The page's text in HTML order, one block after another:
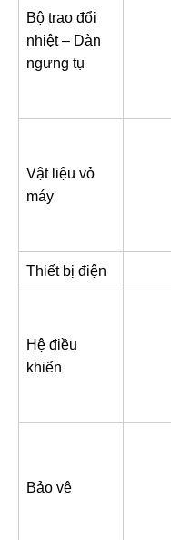
Bộ trao đổi
nhiệt – Dàn
ngưng tụ
Vật liệu vỏ
máy
Thiết bị điện
Hệ điều
khiển
Bảo vệ